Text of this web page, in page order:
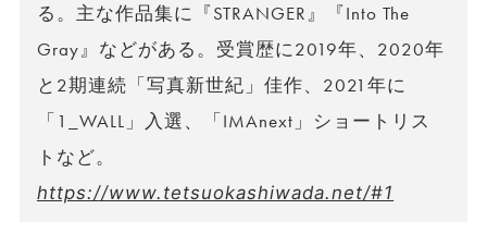
る。主な作品集に『STRANGER』『Into The
Gray』などがある。受賞歴に2019年、2020年
と2期連続「写真新世紀」佳作、2021年に
「1_WALL」入選、「IMAnext」ショートリス
トなど。
https://www.tetsuokashiwada.net/#1